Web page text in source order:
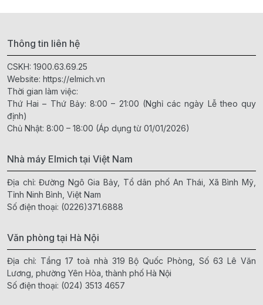
Thông tin liên hệ
CSKH: 1900.63.69.25
Website: https://elmich.vn
Thời gian làm việc:
Thứ Hai – Thứ Bảy: 8:00 – 21:00 (Nghỉ các ngày Lễ theo quy
định)
Chủ Nhật: 8:00 – 18:00 (Áp dụng từ 01/01/2026)
Nhà máy Elmich tại Việt Nam
Địa chỉ: Đường Ngô Gia Bảy, Tổ dân phố An Thái, Xã Bình Mỹ,
Tỉnh Ninh Bình, Việt Nam
Số điện thoại: (0226)371.6888
Văn phòng tại Hà Nội
Địa chỉ: Tầng 17 toà nhà 319 Bộ Quốc Phòng, Số 63 Lê Văn
Lương, phường Yên Hòa, thành phố Hà Nội
Số điện thoại: (024) 3513 4657